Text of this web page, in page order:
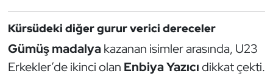
Kürsüdeki diğer gurur verici dereceler
Gümüş madalyakazanan isimler arasında, U23
Erkekler’de ikinci olan Enbiya Yazıcıdikkat çekti.
Okçuluk
Optimist